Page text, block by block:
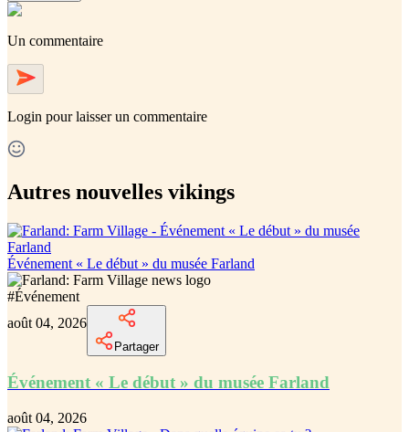
Un commentaire
Login pour laisser un commentaire
Autres nouvelles vikings
Événement « Le début » du musée Farland
#Événement
août 04, 2026
Partager
Événement « Le début » du musée Farland
août 04, 2026